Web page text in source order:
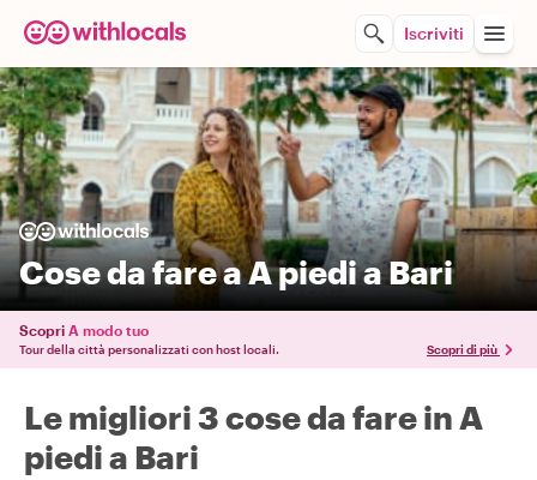
Iscriviti
Cose da fare a A piedi a Bari
Scopri A modo tuo
Tour della città personalizzati con host locali. Scopri di più
Le migliori 3 cose da fare in A
piedi a Bari